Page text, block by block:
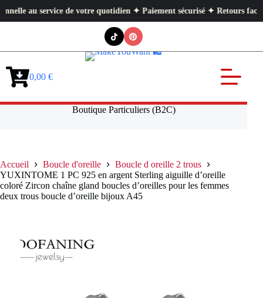
au service de votre quotidien ✦ Paiement sécurisé ✦ Retours faciles
Panier0,00 €
Boutique Particuliers (B2C)
Accueil Boucle d'oreille
Boucle d oreille 2 trous
YUXINTOME 1 PC 925 en argent Sterling aiguille d’oreille
coloré Zircon chaîne gland boucles d’oreilles pour les femmes
deux trous boucle d’oreille bijoux A45